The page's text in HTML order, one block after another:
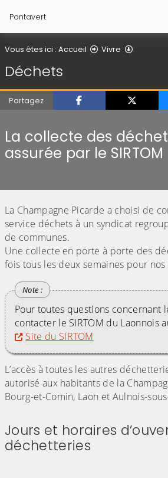
Pontavert
Vous êtes ici : Accueil Vivre
Déchets
Partagez
La collecte des
assurée par le SIRTOM
La Champagne Picarde a choisi de
service déchets à un syndicat
de communes.
Une collecte en porte à porte des
fois tous les deux semaines pour nos
Pour toutes questions concernant
contacter le SIRTOM du Laonnois
Site du SIRTOM
L’accès à toutes les autres
autorisé aux habitants de la
Bourg-et-Comin, Laon et Aulnois-
Jours et horaires
déchetteries